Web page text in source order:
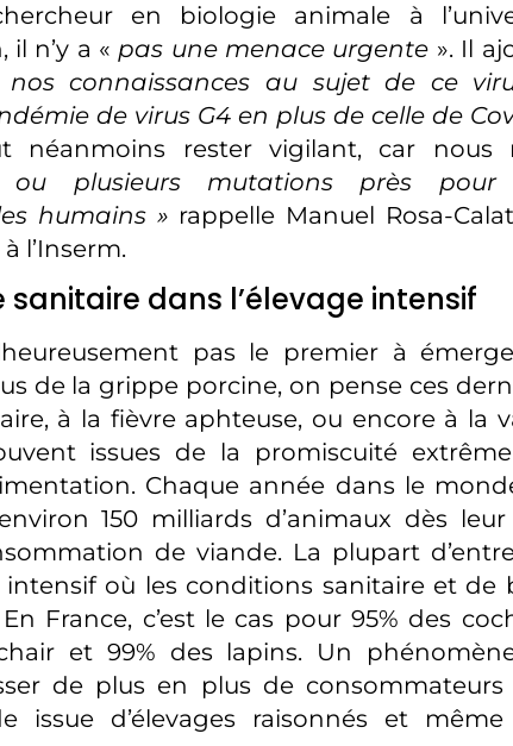
en biologie animale à
n’y a « pas une menace urgente ». Il
connaissances au sujet de ce
de virus G4 en plus de celle de
néanmoins rester vigilant, car nous
plusieurs mutations près pour
humains » rappelle Manuel Rosa-
l’Inserm.
dans l’élevage intensif
pas le premier à
de la grippe porcine, on pense ces
à la fièvre aphteuse, ou encore à la
issues de la promiscuité
Chaque année dans le
150 milliards d’animaux dès
de viande. La plupart
intensif où les conditions sanitaire et de
France, c’est le cas pour 95% des
et 99% des lapins. Un
de plus en plus de
issue d’élevages raisonnés et même